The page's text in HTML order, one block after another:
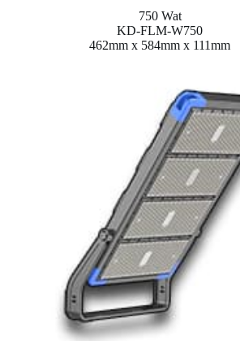
750 Wat
KD-FLM-W750
462mm x 584mm x 111mm